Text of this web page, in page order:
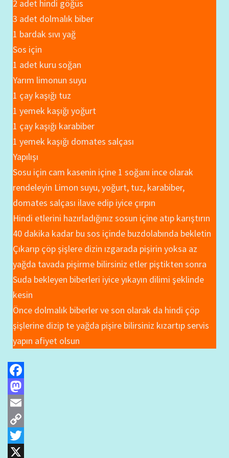
2 adet hindi göğüs
3 adet dolmalık biber
1 bardak sıvı yağ
Sos için
1 adet kuru soğan
Yarım limonun suyu
1 çay kaşığı tuz
1 yemek kaşığı yoğurt
1 çay kaşığı karabiber
1 yemek kaşığı domates salçası
Yapılışı
Sosu için cam kasenin içine 1 soğanı ince olarak
rendeleyin Limon suyu, yoğurt, tuz, karabiber,
domates salçası ilave edip iyice çırpın
Hindi etlerini hazırladığınız sosun içine atıp karıştırın
40 dakika kadar bu sos içinde buzdolabında bekletin
Çıkarıp çöp şişlere dizin ızgarada pişirin yoksa az
yağda tavada pişirme bilirsiniz etler piştikten sonra
Suda bekleyen biberleri iyice yıkayın dilimi şeklinde
kesin
Önce dolmalık biberler ve son olarak da hindi çöp
şişlerine dizip te yağda pişire bilirsiniz kızartıp servis
yapın afiyet olsun
Facebook
Mastodon
Email
Copy
Link
Twitter